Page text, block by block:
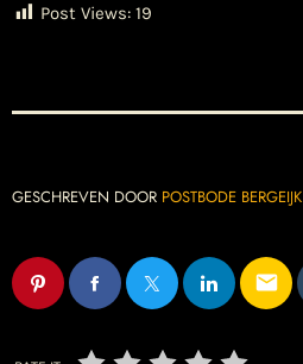
Post Views: 19
GESCHREVEN DOOR POSTBODE BERGEIJK
email